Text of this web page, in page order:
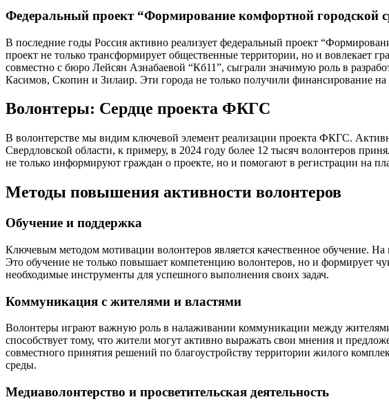
Федеральный проект “Формирование комфортной городской
В последние годы Россия активно реализует федеральный проект
проект не только трансформирует общественные территории, но и
совместно с бюро Лейсян Азнабаевой “Кб11”, сыграли значимую роль в
Касимов, Скопин и Зилаир. Эти города не только получили финансирование
Волонтеры: Сердце проекта ФКГС
В волонтерстве мы видим ключевой элемент реализации проекта ФКГС.
Свердловской области, к примеру, в 2024 году более 12 тысяч волонтеров
не только информируют граждан о проекте, но и помогают в регистрации на
Методы повышения активности волонтеров
Обучение и поддержка
Ключевым методом мотивации волонтеров является качественное обучение.
Это обучение не только повышает компетенцию волонтеров, но и формирует
необходимые инструменты для успешного выполнения своих задач.
Коммуникация с жителями и властями
Волонтеры играют важную роль в налаживании коммуникации между
способствует тому, что жители могут активно выражать свои мнения и
совместного принятия решений по благоустройству территории жилого
среды.
Медиаволонтерство и просветительская деятельность